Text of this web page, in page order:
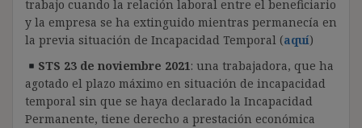
trabajo cuando la relación laboral entre el beneficiario
y la empresa se ha extinguido mientras permanecía en
la previa situación de Incapacidad Temporal (aquí)
STS 23 de noviembre 2021: una trabajadora, que ha
agotado el plazo máximo en situación de incapacidad
temporal sin que se haya declarado la Incapacidad
Permanente, tiene derecho a prestación económica